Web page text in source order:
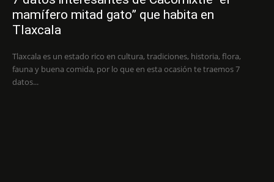
mamífero mitad gato” que habita en
Tlaxcala
Tlaxcala es un estado rico en cultura, tradiciones, historia, flora,
fauna y buena comida, por lo que en esta ocasión te traemos 7
datos...